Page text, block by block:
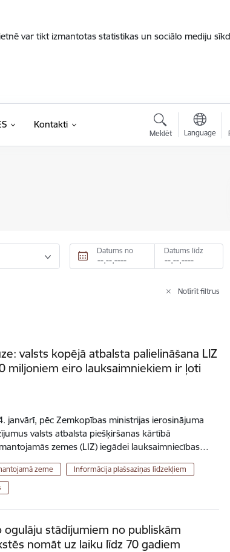
var tikt izmantotas statistikas un sociālo mediju
Kontakti
Meklēt Language
Datums no Datums līdz
Notīrīt filtrus
valsts kopējā atbalsta palielināšana LIZ
miljoniem eiro lauksaimniekiem ir ļoti
janvārī, pēc Zemkopības ministrijas ierosinājuma
valsts atbalsta piešķiršanas kārtībā
zemes (LIZ) iegādei lauksaimniecības…
zeme
Informācija plašsaziņas līdzekļiem
ogulāju stādījumiem no publiskām
nomāt uz laiku līdz 70 gadiem